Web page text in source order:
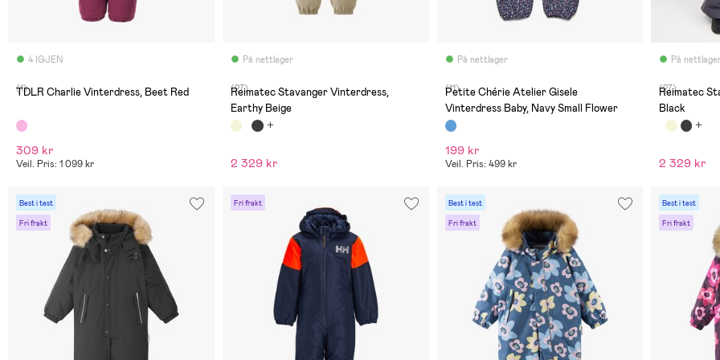
4 IGJEN
(1)
TDLR Charlie Vinterdress, Beet Red
309 kr
Veil. Pris: 1 099 kr
På nettlager
(27)
Reimatec Stavanger Vinterdress,
Earthy Beige
2 329 kr
På nettlager
(11)
Petite Chérie Atelier Gisele
Vinterdress Baby, Navy Small Flower
199 kr
Veil. Pris: 499 kr
På
(27)
Reimatec
Black
2 329 kr
Best i test
Fri frakt
Fri frakt Best i test
Fri frakt
Best i test
Fri frakt